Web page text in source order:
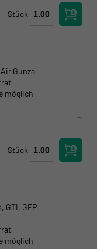
Stück
Gunza
möglich
Stück
GTI, GFP
möglich